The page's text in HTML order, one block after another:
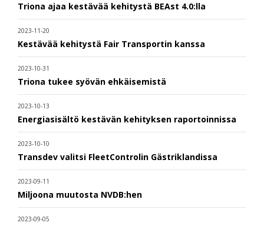
Triona ajaa kestävää kehitystä BEAst 4.0:lla
2023-11-20
Kestävää kehitystä Fair Transportin kanssa
2023-10-31
Triona tukee syövän ehkäisemistä
2023-10-13
Energiasisältö kestävän kehityksen raportoinnissa
2023-10-10
Transdev valitsi FleetControlin Gästriklandissa
2023-09-11
Miljoona muutosta NVDB:hen
2023-09-05